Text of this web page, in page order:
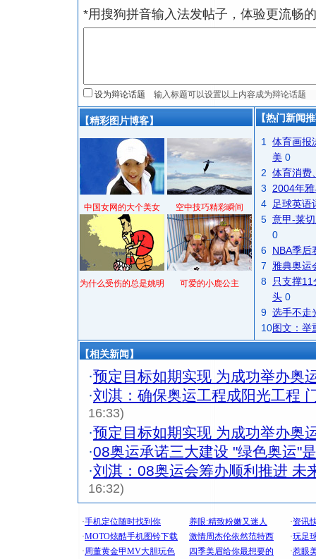
*用搜狗拼音输入法发帖子，体验更流畅
设为辩论话题
【精彩图片博客】
中国女网的大个美女 空中技巧精彩瞬间
为什么受伤的总是姚明 可爱的小鹿公主
【热门新闻
1
体育画报
美 0
2 体育消费
3
2004年
4
足球英语
5 意甲-莱
0
6 NBA季后
7
雅典奥运
8
只支撑
头 0
9 选手不走
10图文：举
【相关新闻】
·预定目标如期实现 为成功举办奥
·刘淇：确保奥运工程成阳光工程
16:33)
·预定目标如期实现 为成功举办奥
·08奥运承诺三大建设 "绿色奥运"
·刘淇：08奥运会筹办顺利推进 未
16:32)